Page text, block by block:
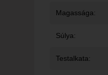
Magassága:
Súlya:
Testalkata: